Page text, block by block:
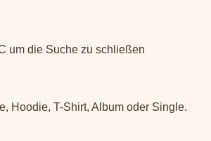
um die Suche zu schließen
Hoodie, T-Shirt, Album oder Single.